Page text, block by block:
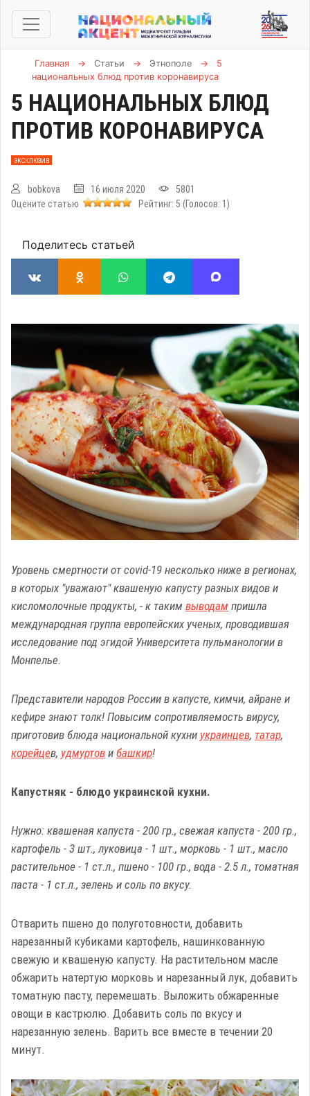
Главная → Статьи → Этнополе →
5
национальных блюд против коронавируса
5 НАЦИОНАЛЬНЫХ БЛЮД
ПРОТИВ КОРОНАВИРУСА
ЭКСКЛЮЗИВ
bobkova 16 июля 2020
5801
Оцените статью
Рейтинг: 5 (Голосов: 1 )
Поделитесь статьей
Уровень смертности от covid-19 несколько ниже в регионах,
в которых "уважают" квашеную капусту разных видов и
кисломолочные продукты, - к таким выводам пришла
международная группа европейских ученых, проводившая
исследование под эгидой Университета пульманологии в
Монпелье.
Представители народов России в капусте, кимчи, айране и
кефире знают толк! Повысим сопротивляемость вирусу,
приготовив блюда национальной кухни украинцев, татар,
корейцев, удмуртов и башкир!
Капустняк - блюдо украинской кухни.
Нужно: квашеная капуста - 200 гр., свежая капуста - 200 гр.,
картофель - 3 шт., луковица - 1 шт., морковь - 1 шт., масло
растительное - 1 ст.л., пшено - 100 гр., вода - 2.5 л., томатная
паста - 1 ст.л., зелень и соль по вкусу.
Отварить пшено до полуготовности, добавить
нарезанный кубиками картофель, нашинкованную
свежую и квашеную капусту. На растительном масле
обжарить натертую морковь и нарезанный лук, добавить
томатную пасту, перемешать. Выложить обжаренные
овощи в кастрюлю. Добавить соль по вкусу и
нарезанную зелень. Варить все вместе в течении 20
минут.